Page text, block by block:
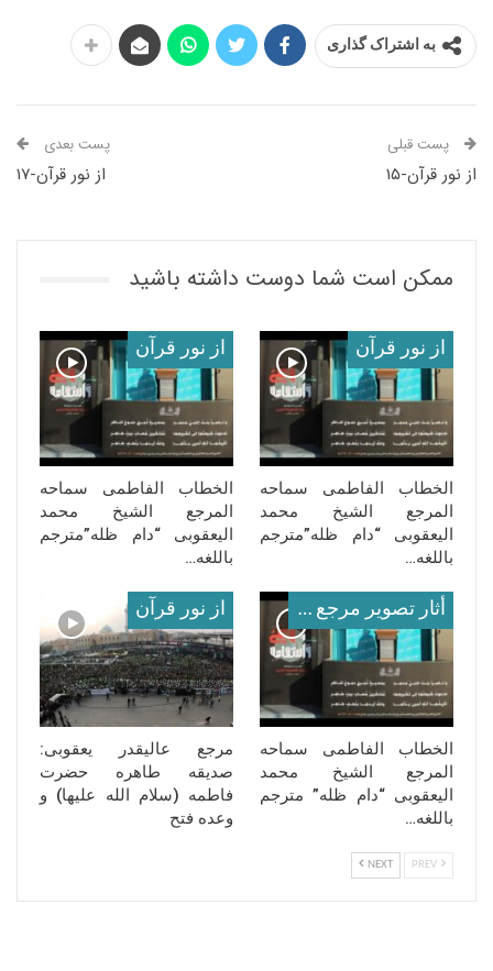
به اشتراک گذاری
پست قبلی
از نور قرآن-۱۵
پست بعدی
از نور قرآن-۱۷
ممکن است شما دوست داشته باشید
از نور قرآن
الخطاب الفاطمی سماحه
المرجع الشیخ محمد
الیعقوبی “دام ظله”مترجم
باللغه…
از نور قرآن
الخطاب الفاطمی سماحه
المرجع الشیخ محمد
الیعقوبی “دام ظله”مترجم
باللغه…
أثار تصوير مرجع معظم له
الخطاب الفاطمی سماحه
المرجع الشیخ محمد
الیعقوبی “دام ظله” مترجم
باللغه…
از نور قرآن
مرجع عالیقدر یعقوبی:
صدیقه طاهره حضرت
فاطمه (سلام‌ الله‌ علیها) و
وعده فتح
NEXT